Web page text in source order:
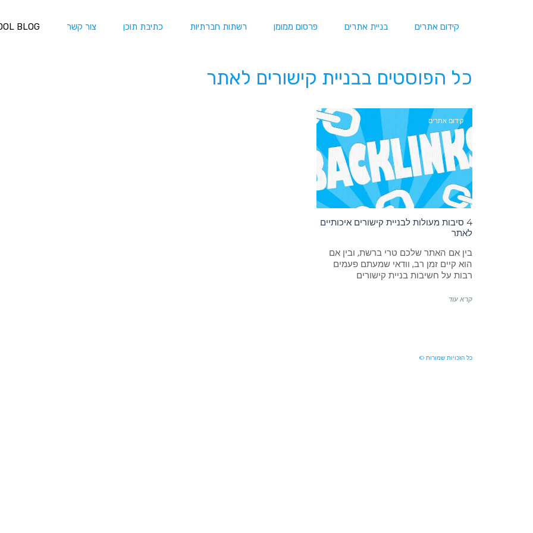
קידום אתרים בניית אתרים פרסום ממומן רשתות חברתיות כתיבת תוכן צור קשר BLOG
כל הפוסטים בבניית קישורים לאתר
קידום אתרים
4 סיבות מעולות לבניית קישורים איכותיים
לאתר
בין אם האתר שלכם טרי ברשת, ובין אם
הוא קיים זמן רב, וודאי שמעתם פעמים
רבות על חשיבות בניית קישורים
קרא עוד
כל הזכויות שמורות ©